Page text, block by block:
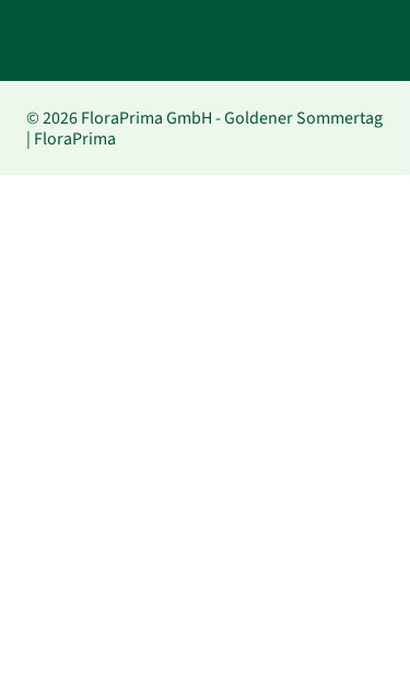
© 2026 FloraPrima GmbH - Goldener Sommertag
| FloraPrima